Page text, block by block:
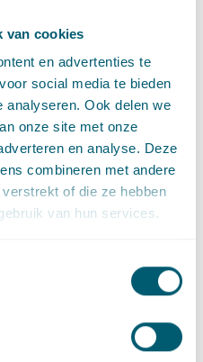
van cookies
en advertenties te
social media te bieden
analyseren. Ook delen we
onze site met onze
en analyse. Deze
combineren met andere
of die ze hebben
van hun services.
die relevant zijn bij de
bij de toepassing van
gevoelige ruimten van
woningen. Als een woning
een industrieterrein
over één van die
opgeteld en moet de
dat een betere
geluidhinder het geval was.
op AMvB-niveau in het
worden opgenomen. Dit